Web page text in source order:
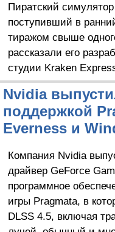
Пиратский
поступивший в
тиражом свыше
рассказали его
студии Kraken
Nvidia
поддержкой
Everness и
Компания Nvidia
драйвер GeForce
программное
игры Pragmata, в
DLSS 4.5, включая